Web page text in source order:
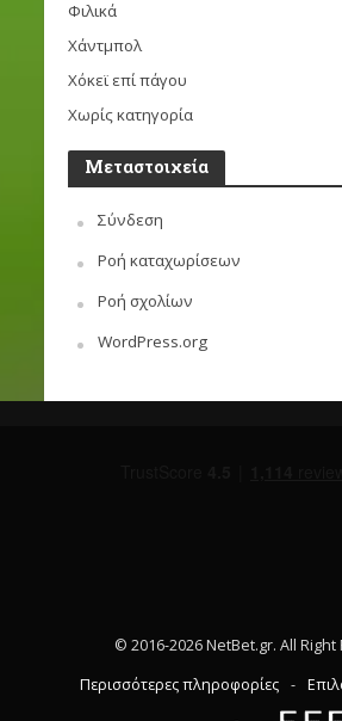
Φιλικά
Χάντμπολ
Χόκεϊ επί πάγου
Χωρίς κατηγορία
Μεταστοιχεία
Σύνδεση
Ροή καταχωρίσεων
Ροή σχολίων
WordPress.org
© 2016-2026 NetBet.gr. All Right
Περισσότερες πληροφορίες
-